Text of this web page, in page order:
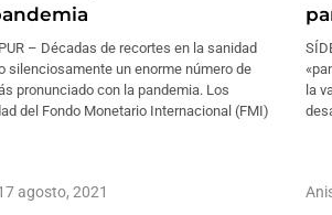
– Décadas de recortes en la sanidad
silenciosamente un enorme número de
pronunciado con la pandemia. Los
del Fondo Monetario Internacional (FMI)
agosto, 2021
la